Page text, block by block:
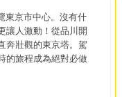
東京市中心。沒有什
讓人激動！從品川開
奔壯觀的東京塔。駕
的旅程成為絕對必做